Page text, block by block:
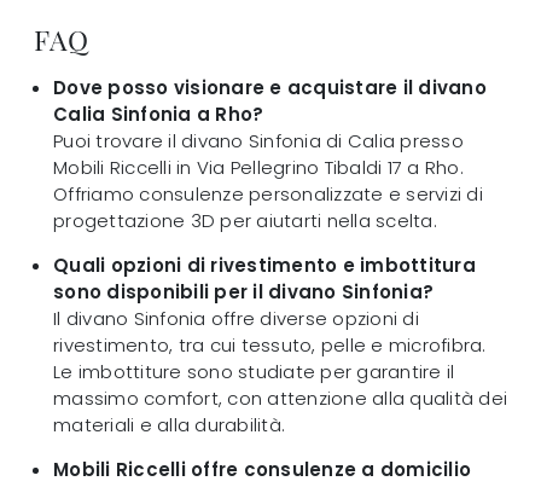
FAQ
Dove posso visionare e acquistare il divano
Calia Sinfonia a Rho?
Puoi trovare il divano Sinfonia di Calia presso
Mobili Riccelli in Via Pellegrino Tibaldi 17 a Rho.
Offriamo consulenze personalizzate e servizi di
progettazione 3D per aiutarti nella scelta.
Quali opzioni di rivestimento e imbottitura
sono disponibili per il divano Sinfonia?
Il divano Sinfonia offre diverse opzioni di
rivestimento, tra cui tessuto, pelle e microfibra.
Le imbottiture sono studiate per garantire il
massimo comfort, con attenzione alla qualità dei
materiali e alla durabilità.
Mobili Riccelli offre consulenze a domicilio